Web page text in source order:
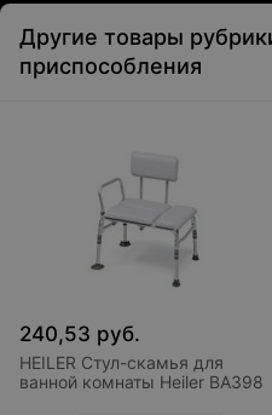
Другие товары
приспособления
240,53 руб.
HEILER Стул-скамья для
ванной комнаты Heiler BA398